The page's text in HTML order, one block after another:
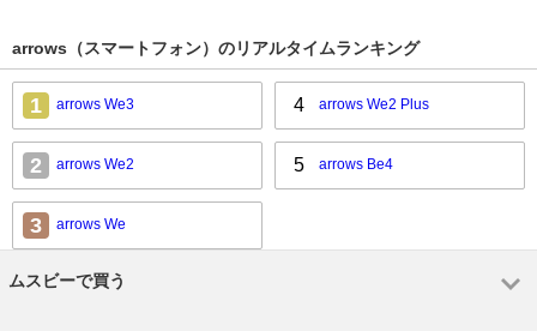
arrows（スマートフォン）のリアルタイムランキング
1 arrows We3
2 arrows We2
3 arrows We
4 arrows We2 Plus
5 arrows Be4
ムスビーで買う